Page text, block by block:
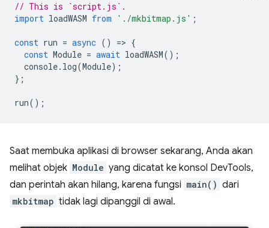
// This is `script.js`.
import loadWASM from './mkbitmap.js' ;
const run = async () => {
const Module = await loadWASM();
console. log(Module);
};
run();
Saat membuka aplikasi di browser sekarang, Anda akan
melihat objek Module yang dicatat ke konsol DevTools,
dan perintah akan hilang, karena fungsi main() dari
mkbitmap tidak lagi dipanggil di awal.